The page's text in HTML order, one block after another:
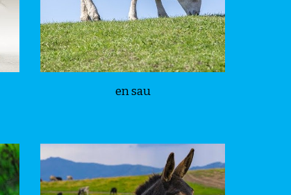
en sau